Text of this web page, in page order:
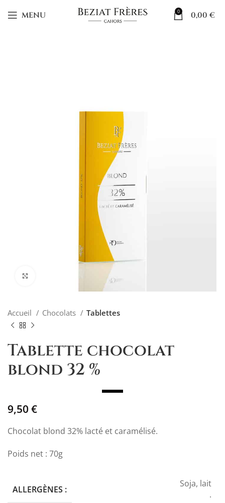
MENU 0 0,00€
Accueil Chocolats Tablettes
Tablette chocolat
blond 32 %
9,50 €
Chocolat blond 32% lacté et caramélisé.
Poids net : 70g
ALLERGÈNES :
Soja, lait
.